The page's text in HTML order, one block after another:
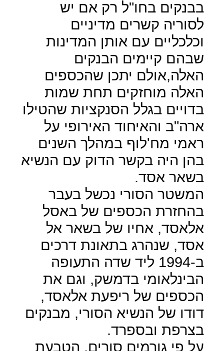
בבנקים בחו"ל רק אם יש
לסוריה קשרים מדיניים
וכלכליים עם אותן המדינות
שבהם קיימים הבנקים
האלה,אולם יתכן שהכספים
האלה מוחזקים תחת שמות
בדויים בגלל הסנקציות שהטילו
ארה"ב והאיחוד האירופי על
ראמי מח'לוף במהלך השנים
בהן היה בקשר הדוק עם הנשיא
בשאר אסד.
המשטר הסורי נכשל בעבר
בהחזרת הכספים של באסל
אלאסד, אחיו של בשאר אל
אסד, שנהרג בתאונת דרכים
ב-1994 ליד שדה התעופה
הבינלאומי בדמשק, וגם את
הכספים של ריפעת אלאסד,
דודו של הנשיא הסורי, מבנקים
בצרפת ובספרד.
על פי גורמים סורים, הטבעת